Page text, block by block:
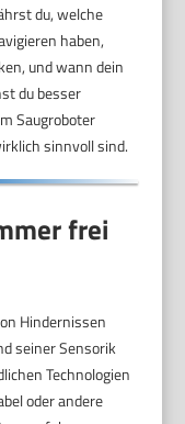
du, welche
haben,
und wann dein
du besser
Saugroboter
sinnvoll sind.
frei
Hindernissen
seiner Sensorik
Technologien
oder andere